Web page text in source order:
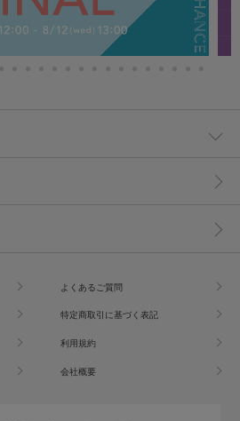
よくあるご質問
特定商取引に基づく表記
利用規約
会社概要